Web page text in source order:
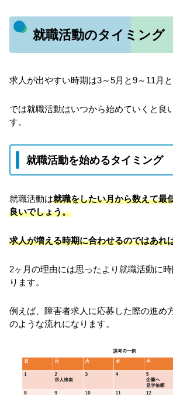
就職活動のタイミング
求人が出やすい時期は3～5月と9～11月と
では就職活動はいつから始めていくと良
す。
就職活動を始めるタイミング
就職活動は就職をしたい月から数えて最
良いでしょう。
求人が増える時期に合わせるのではあれ
2ヶ月の理由には思ったより就職活動に
ります。
例えば、障害者求人に応募した際の進め
のような流れになります。